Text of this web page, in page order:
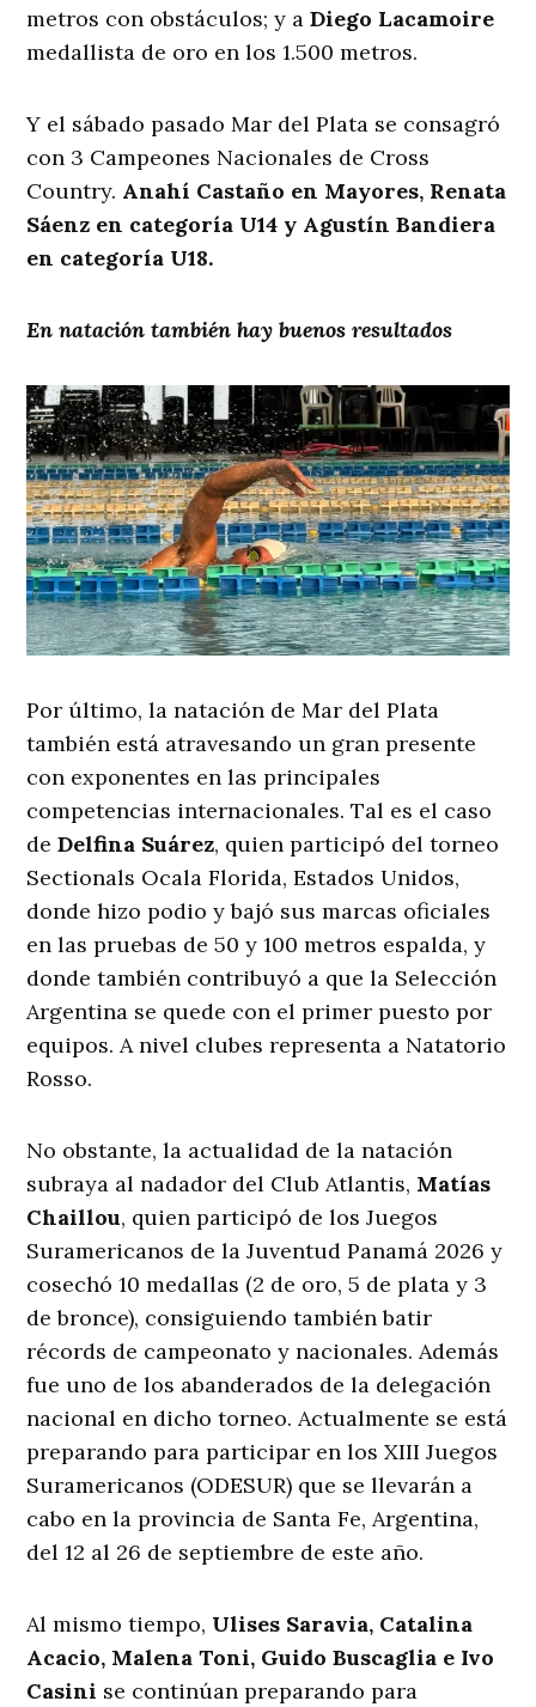
metros con obstáculos; y aDiego Lacamoire
medallista de oro en los 1.500 metros.
Y el sábado pasado Mar del Plata se consagró
con 3 Campeones Nacionales de Cross
Country. Anahí Castaño en Mayores, Renata
Sáenz en categoría U14 y Agustín Bandiera
en categoría U18.
En natación también hay buenos resultados
Por último, la natación de Mar del Plata
también está atravesando un gran presente
con exponentes en las principales
competencias internacionales. Tal es el caso
deDelfina Suárez, quien participó del torneo
Sectionals Ocala Florida, Estados Unidos,
donde hizo podio y bajó sus marcas oficiales
en las pruebas de 50 y 100 metros espalda, y
donde también contribuyó a que la Selección
Argentina se quede con el primer puesto por
equipos. A nivel clubes representa a Natatorio
Rosso.
No obstante, la actualidad de la natación
subraya al nadador del Club Atlantis, Matías
Chaillou, quien participó de los Juegos
Suramericanos de la Juventud Panamá 2026 y
cosechó 10 medallas (2 de oro, 5 de plata y 3
de bronce), consiguiendo también batir
récords de campeonato y nacionales. Además
fue uno de los abanderados de la delegación
nacional en dicho torneo. Actualmente se está
preparando para participar en los XIII Juegos
Suramericanos (ODESUR) que se llevarán a
cabo en la provincia de Santa Fe, Argentina,
del 12 al 26 de septiembre de este año.
Al mismo tiempo, Ulises Saravia, Catalina
Acacio, Malena Toni, Guido Buscaglia e Ivo
Casini se continúan preparando para